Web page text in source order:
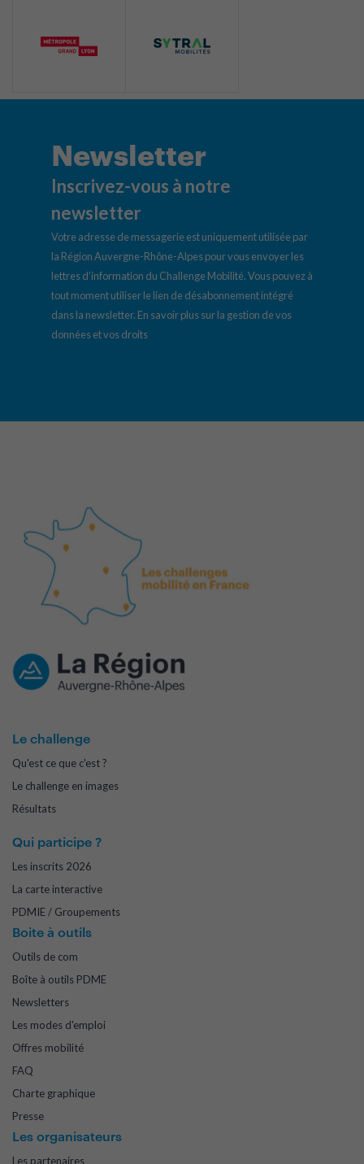
Newsletter
Inscrivez-vous à notre
newsletter
Votre adresse de messagerie est uniquement utilisée par
la Région Auvergne-Rhône-Alpes pour vous envoyer les
lettres d’information du Challenge Mobilité. Vous pouvez à
tout moment utiliser le lien de désabonnement intégré
dans la newsletter. En savoir plus sur la gestion de vos
données et vos droits
Le challenge
Qu'est ce que c'est ?
Le challenge en images
Résultats
Qui participe ?
Les inscrits 2026
La carte interactive
PDMIE / Groupements
Boite à outils
Outils de com
Boîte à outils PDME
Newsletters
Les modes d'emploi
Offres mobilité
FAQ
Charte graphique
Presse
Les organisateurs
Les partenaires